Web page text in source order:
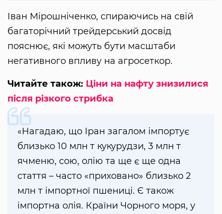
Іван Мірошніченко, спираючись на свій
багаторічний трейдерський досвід
пояснює, які можуть бути масштаби
негативного впливу на агросеткор.
Читайте також: Ціни на нафту знизилися
після різкого стрибка
«Нагадаю, що Іран загалом імпортує
близько 10 млн т кукурудзи, 3 млн т
ячменю, сою, олію та ще є ще одна
стаття – часто «приховано» близько 2
млн т імпортної пшениці. Є також
імпортна олія. Країни Чорного моря, у